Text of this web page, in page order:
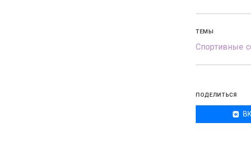
ТЕМЫ
Спортивные
ПОДЕЛИТЬСЯ